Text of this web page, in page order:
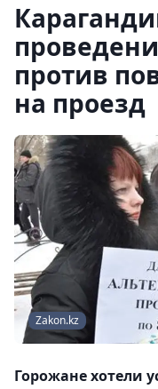
против
на проезд
Zakon.kz
Горожане хотели